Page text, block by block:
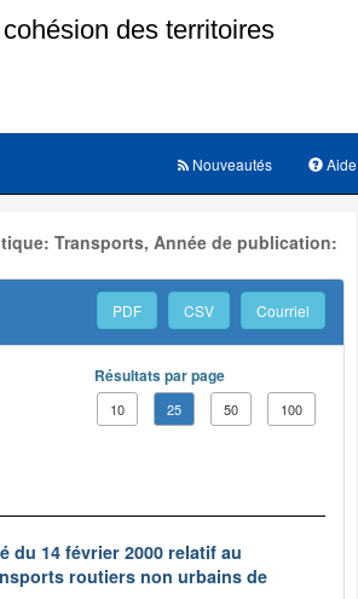
Aide
Nouveautés
Transports, Année de publication:
PDF CSV Courriel
Résultats par page
10 25 50 100
du 14 février 2000 relatif au
routiers non urbains de